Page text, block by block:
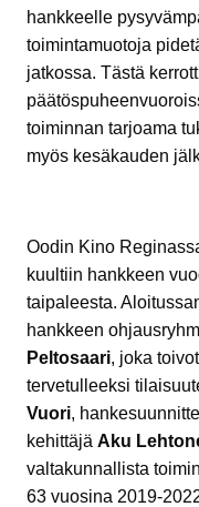
hankkeelle
toimintamuotoja
jatkossa. Tästä
toiminnan tarjoama
myös kesäkauden
Oodin Kino
kuultiin hankkeen
taipaleesta.
hankkeen
Peltosaari, joka
tervetulleeksi
Vuori,
kehittäjä Aku
valtakunnallista
63 vuosina 2019-